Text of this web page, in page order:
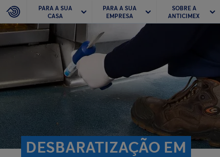
PARA A SUA
CASA
PARA A SUA
EMPRESA
SOBRE A
ANTICIMEX
DESBARATIZAÇÃO EM